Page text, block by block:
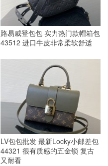
路易威登包包 实力热门款帽箱包
43512 进口牛皮非常柔软舒适
LV包包批发 最新Locky小邮差包
44321 很有质感的五金锁 复古
又耐看